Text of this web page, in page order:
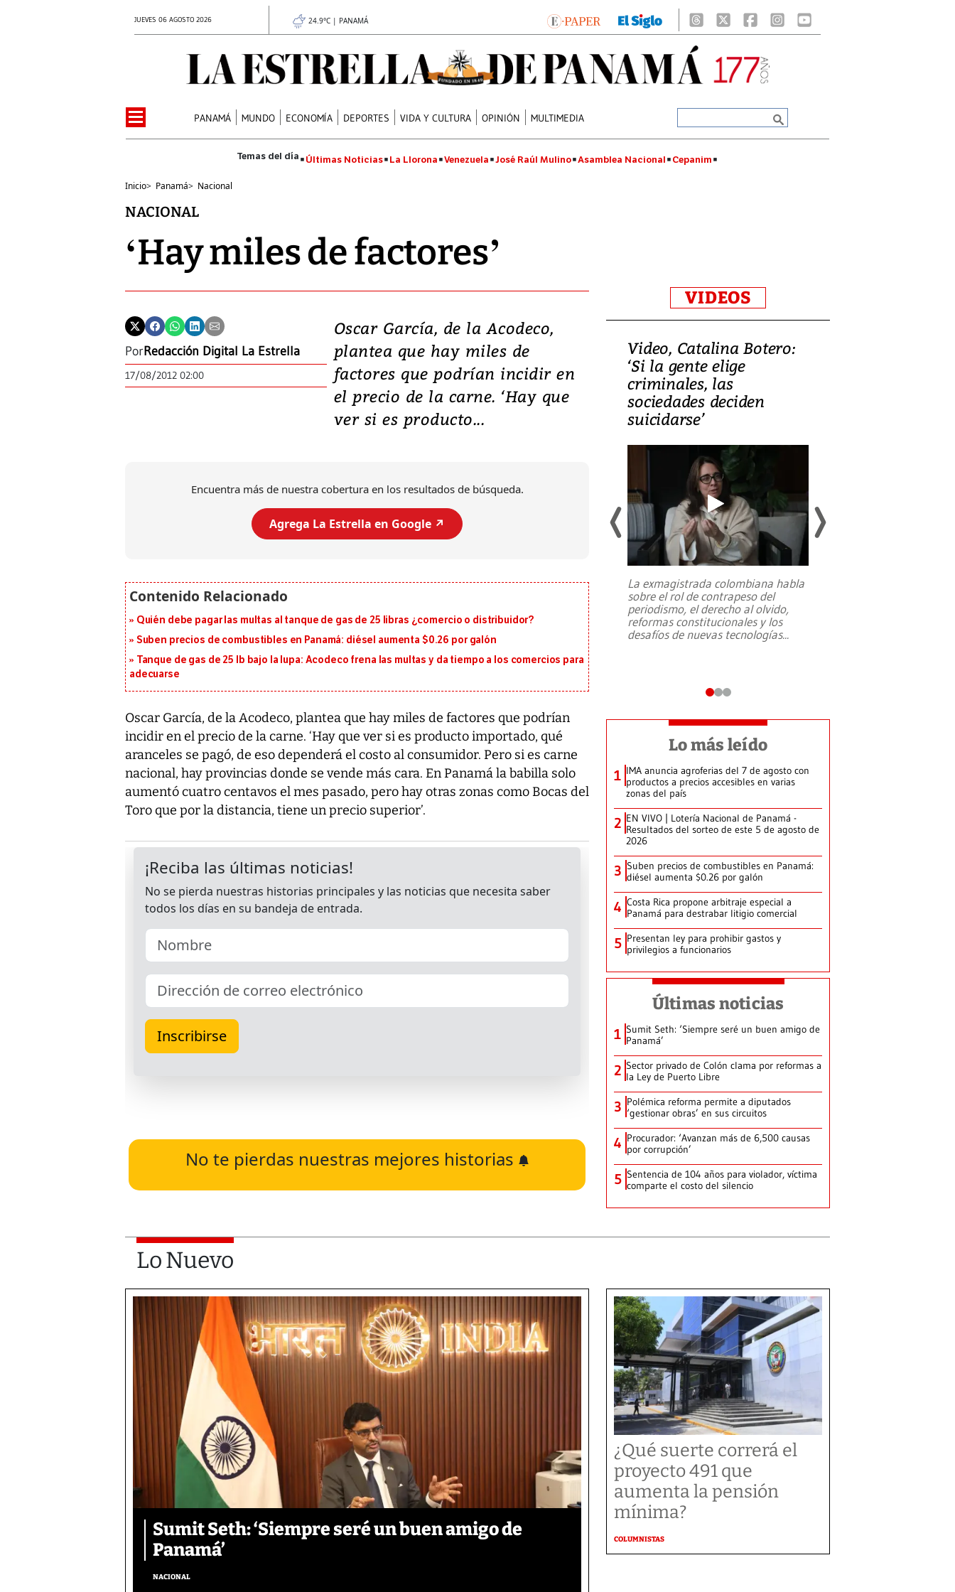
JUEVES 06 AGOSTO 2026 24.9°C | PANAMÁ
PANAMÁ MUNDO ECONOMÍA DEPORTES VIDA Y CULTURA OPINIÓN MULTIMEDIA
Últimas Noticias La Llorona Venezuela José Raúl Mulino Asamblea Nacional Cepanim
Inicio> Panamá> Nacional
NACIONAL
‘Hay miles de factores’
PorRedacción Digital La Estrella
17/08/2012 02:00
Oscar García, de la Acodeco,
plantea que hay miles de
factores que podrían incidir en
el precio de la carne. ‘Hay que
ver si es producto...
Encuentra más de nuestra cobertura en los resultados de búsqueda.
Agrega La Estrella en Google ↗️
Quién debe pagar las multas al tanque de gas de 25 libras ¿comercio o distribuidor?
Suben precios de combustibles en Panamá: diésel aumenta $0.26 por galón
Tanque de gas de 25 lb bajo la lupa: Acodeco frena las multas y da tiempo a los comercios para
adecuarse
Oscar García, de la Acodeco, plantea que hay miles de factores que podrían
incidir en el precio de la carne. ‘Hay que ver si es producto importado, qué
aranceles se pagó, de eso dependerá el costo al consumidor. Pero si es carne
nacional, hay provincias donde se vende más cara. En Panamá la babilla solo
aumentó cuatro centavos el mes pasado, pero hay otras zonas como Bocas del
Toro que por la distancia, tiene un precio superior’.
No te pierdas nuestras mejores historias
VIDEOS
Video, Japón: Terremoto
deja heridos y graves
daños en Kumamoto
al sur de Japón, provocando una
Video, Catalina Botero:
‘Si la gente elige
criminales, las
sociedades deciden
suicidarse’
La exmagistrada colombiana habla
sobre el rol de contrapeso del
periodismo, el derecho al olvido,
reformas constitucionales y los
desafíos de nuevas tecnologías...
Lo más leído
1 IMA anuncia agroferias del 7 de agosto con
productos a precios accesibles en varias
zonas del país
2 EN VIVO | Lotería Nacional de Panamá -
Resultados del sorteo de este 5 de agosto de
2026
3 Suben precios de combustibles en Panamá:
diésel aumenta $0.26 por galón
4 Costa Rica propone arbitraje especial a
Panamá para destrabar litigio comercial
5 Presentan ley para prohibir gastos y
privilegios a funcionarios
Últimas noticias
1 Sumit Seth: ‘Siempre seré un buen amigo de
Panamá’
2 Sector privado de Colón clama por reformas a
la Ley de Puerto Libre
3 Polémica reforma permite a diputados
‘gestionar obras’ en sus circuitos
4 Procurador: ‘Avanzan más de 6,500 causas
por corrupción’
5 Sentencia de 104 años para violador, víctima
comparte el costo del silencio
Lo Nuevo
Sumit Seth: ‘Siempre seré un buen amigo de
Panamá’
NACIONAL
¿Qué suerte correrá el
proyecto 491 que
aumenta la pensión
mínima?
COLUMNISTAS